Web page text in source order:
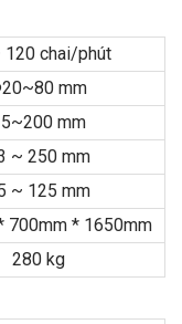
120 chai/phút
mm
mm
~ 250 mm
~ 125 mm
700mm * 1650mm
280 kg